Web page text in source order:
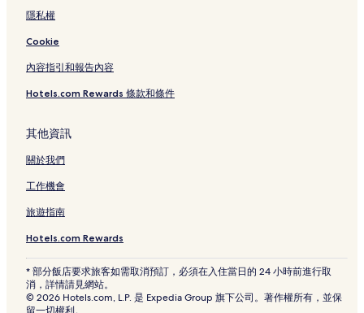
隱私權
Cookie
內容指引和報告內容
Hotels.com Rewards 條款和條件
其他資訊
關於我們
工作機會
旅遊指南
Hotels.com Rewards
* 部分飯店要求旅客如需取消預訂，必須在入住當日的 24 小時前進行取
消，詳情請見網站。
© 2026 Hotels.com, L.P. 是 Expedia Group 旗下公司。著作權所有，並保
留一切權利。